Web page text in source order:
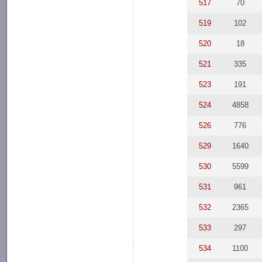
517 70
519 102
520 18
521 335
523 191
524 4858
526 776
529 1640
530 5599
531 961
532 2365
533 297
534 1100